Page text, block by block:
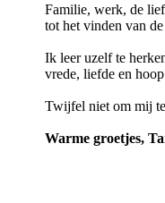
Familie, werk, de
tot het vinden van
Ik leer uzelf te
vrede, liefde en
Twijfel niet om mij
Warme groetjes,